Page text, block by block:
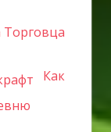
Торговца
Как